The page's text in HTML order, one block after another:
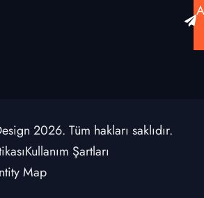
2026. Tüm hakları saklıdır.
Kullanım Şartları
Map